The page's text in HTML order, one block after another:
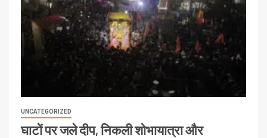
UNCATEGORIZED
घाटों पर जले दीप, निकली शोभायात्रा और